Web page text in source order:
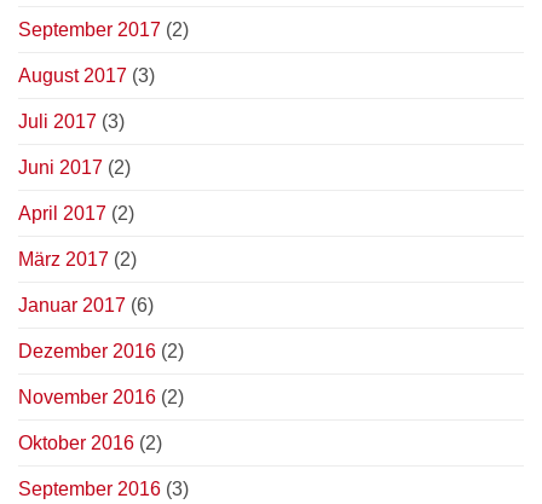
September 2017 (2)
August 2017 (3)
Juli 2017 (3)
Juni 2017 (2)
April 2017 (2)
März 2017 (2)
Januar 2017 (6)
Dezember 2016 (2)
November 2016 (2)
Oktober 2016 (2)
September 2016 (3)